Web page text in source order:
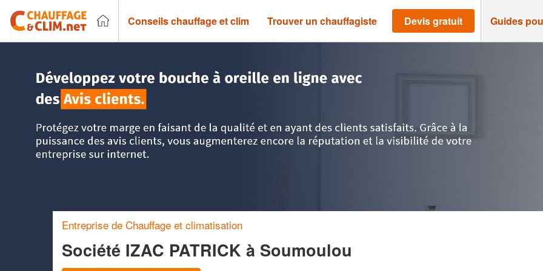
Conseils chauffage et clim Trouver un chauffagiste Devis gratuit Guides
Entreprise de Chauffage et climatisation
Société IZAC PATRICK à Soumoulou